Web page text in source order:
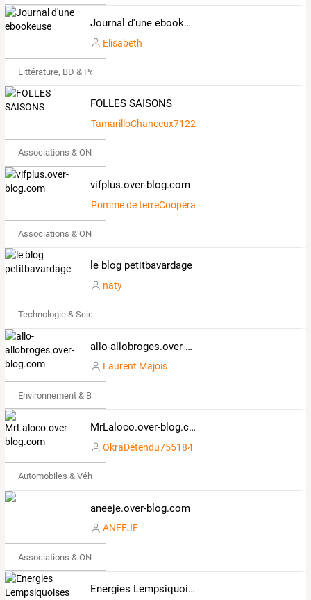
Journal d'une ebookeuse
Elisabeth
Littérature, BD & Poésie
FOLLES SAISONS
TamarilloChanceux712287
Associations & ONG
vifplus.over-blog.com
Pomme de terreCoopératif714879
Associations & ONG
le blog petitbavardage
naty
Technologie & Science
allo-allobroges.over-blog.com
Laurent Majois
Environnement & Bio
MrLaloco.over-blog.com
OkraDétendu755184
Automobiles & Véhicules
aneeje.over-blog.com
ANEEJE
Associations & ONG
Energies Lempsiquoises